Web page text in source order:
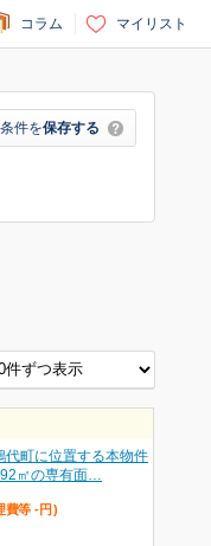
コラム マイリスト
件を保存する
代町に位置する本物件
㎡の専有面…
費等 - 円 )